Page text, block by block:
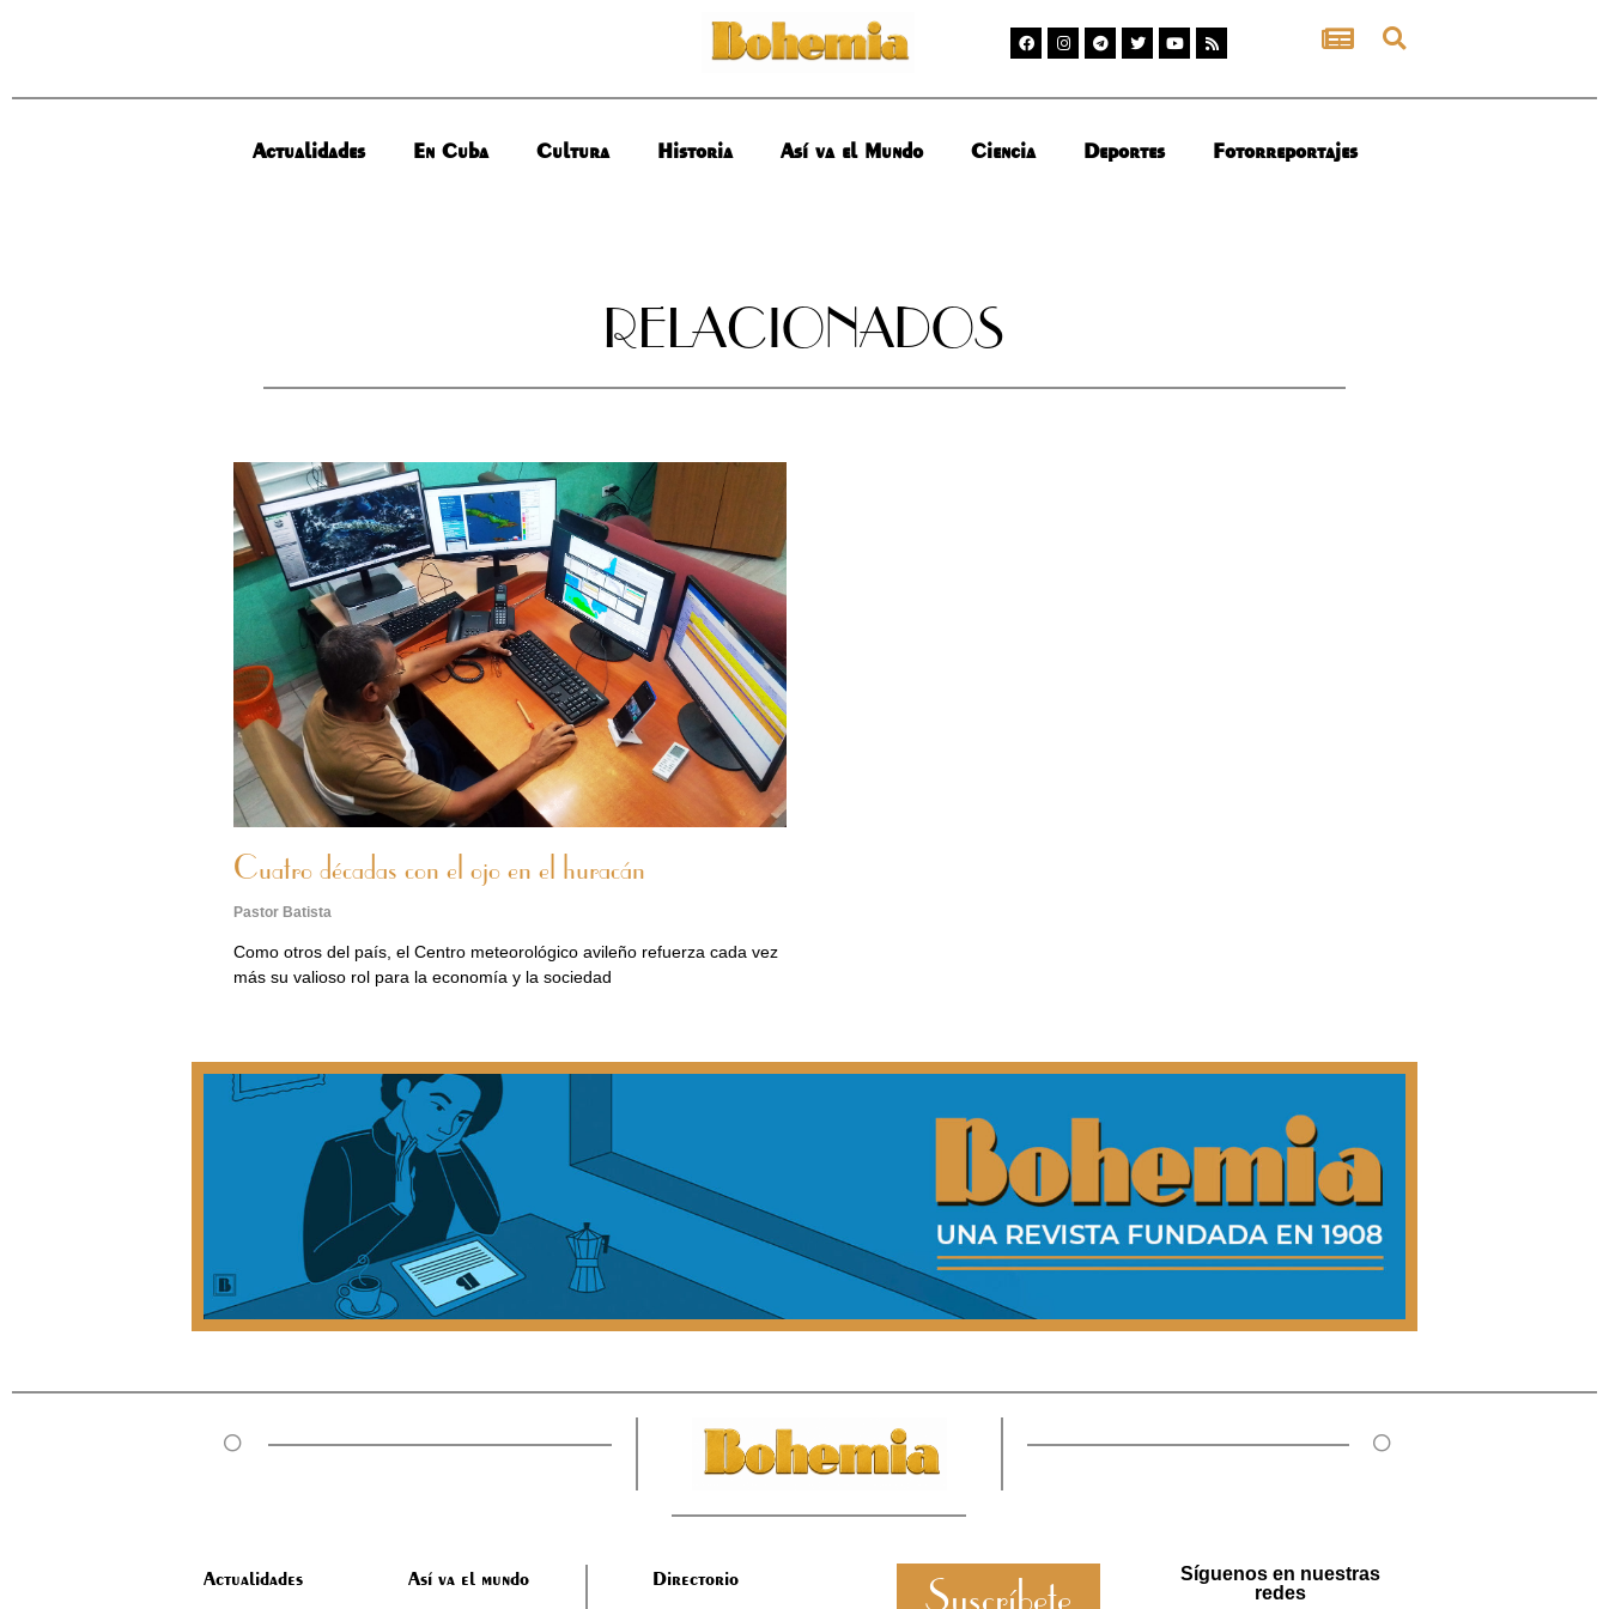
Actualidades En Cuba Cultura Historia Así va el Mundo Ciencia Deportes Fotorreportajes
RELACIONADOS
Cuatro décadas con el ojo en el huracán
Pastor Batista
Como otros del país, el Centro meteorológico avileño refuerza cada vez
más su valioso rol para la economía y la sociedad
Actualidades Así va el mundo Directorio
Síguenos en nuestras
redes